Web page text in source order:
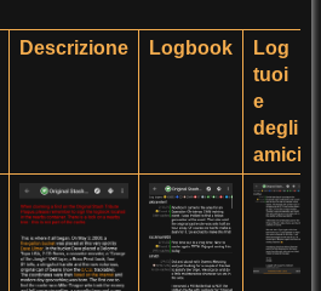
Descrizione Logbook
Log
tuoi
e
degli
amici